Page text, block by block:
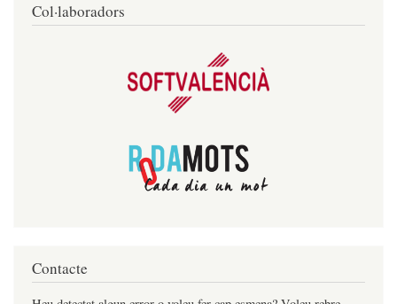
Col·laboradors
Contacte